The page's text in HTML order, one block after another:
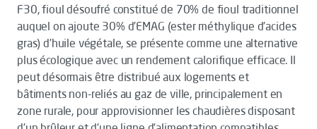
F30, fioul désoufré constitué de 70% de fioul traditionnel
auquel on ajoute 30% d’EMAG (ester méthylique d’acides
gras) d’huile végétale, se présente comme une alternative
plus écologique avec un rendement calorifique efficace. Il
peut désormais être distribué aux logements et
bâtiments non-reliés au gaz de ville, principalement en
zone rurale, pour approvisionner les chaudières disposant